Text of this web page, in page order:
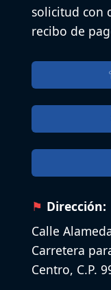
solicitud con
recibo de
Dirección:
Calle
Carretera
Centro, C.P.